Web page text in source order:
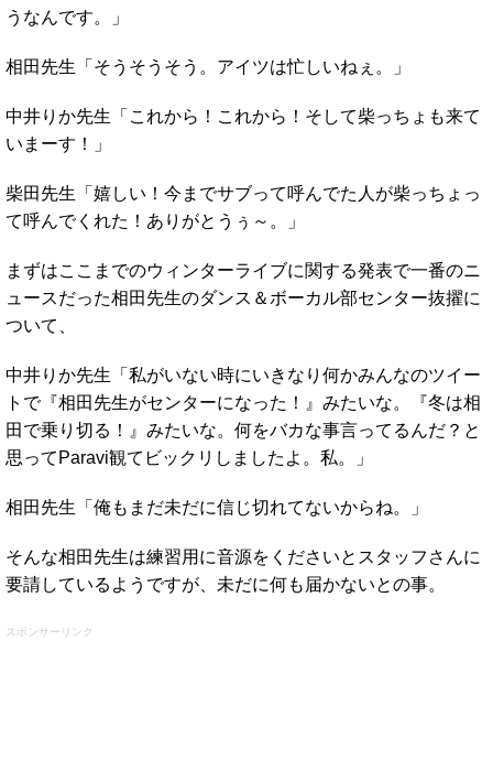
うなんです。」
相田先生「そうそうそう。アイツは忙しいねぇ。」
中井りか先生「これから！これから！そして柴っちょも来て
いまーす！」
柴田先生「嬉しい！今までサブって呼んでた人が柴っちょっ
て呼んでくれた！ありがとうぅ～。」
まずはここまでのウィンターライブに関する発表で一番のニ
ュースだった相田先生のダンス＆ボーカル部センター抜擢に
ついて、
中井りか先生「私がいない時にいきなり何かみんなのツイー
トで『相田先生がセンターになった！』みたいな。『冬は相
田で乗り切る！』みたいな。何をバカな事言ってるんだ？と
思ってParavi観てビックリしましたよ。私。」
相田先生「俺もまだ未だに信じ切れてないからね。」
そんな相田先生は練習用に音源をくださいとスタッフさんに
要請しているようですが、未だに何も届かないとの事。
スポンサーリンク